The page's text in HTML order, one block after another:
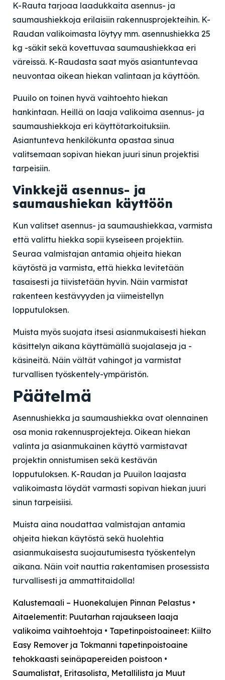
K-Rauta tarjoaa laadukkaita asennus- ja
saumaushiekkoja erilaisiin rakennusprojekteihin. K-
Raudan valikoimasta löytyy mm. asennushiekka 25
kg -säkit sekä kovettuvaa saumaushiekkaa eri
väreissä. K-Raudasta saat myös asiantuntevaa
neuvontaa oikean hiekan valintaan ja käyttöön.
Puuilo on toinen hyvä vaihtoehto hiekan
hankintaan. Heillä on laaja valikoima asennus- ja
saumaushiekkoja eri käyttötarkoituksiin.
Asiantunteva henkilökunta opastaa sinua
valitsemaan sopivan hiekan juuri sinun projektisi
tarpeisiin.
Vinkkejä asennus- ja
saumaushiekan käyttöön
Kun valitset asennus- ja saumaushiekkaa, varmista
että valittu hiekka sopii kyseiseen projektiin.
Seuraa valmistajan antamia ohjeita hiekan
käytöstä ja varmista, että hiekka levitetään
tasaisesti ja tiivistetään hyvin. Näin varmistat
rakenteen kestävyyden ja viimeistellyn
lopputuloksen.
Muista myös suojata itsesi asianmukaisesti hiekan
käsittelyn aikana käyttämällä suojalaseja ja -
käsineitä. Näin vältät vahingot ja varmistat
turvallisen työskentely-ympäristön.
Päätelmä
Asennushiekka ja saumaushiekka ovat olennainen
osa monia rakennusprojekteja. Oikean hiekan
valinta ja asianmukainen käyttö varmistavat
projektin onnistumisen sekä kestävän
lopputuloksen. K-Raudan ja Puuilon laajasta
valikoimasta löydät varmasti sopivan hiekan juuri
sinun tarpeisiisi.
Muista aina noudattaa valmistajan antamia
ohjeita hiekan käytöstä sekä huolehtia
asianmukaisesta suojautumisesta työskentelyn
aikana. Näin voit nauttia rakentamisen prosessista
turvallisesti ja ammattitaidolla!
Kalustemaali – Huonekalujen Pinnan Pelastus •
Aitaelementit: Puutarhan rajaukseen laaja
valikoima vaihtoehtoja • Tapetinpoistoaineet: Kiilto
Easy Remover ja Tokmanni tapetinpoistoaine
tehokkaasti seinäpapereiden poistoon •
Saumalistat, Eritasolista, Metallilista ja Muut